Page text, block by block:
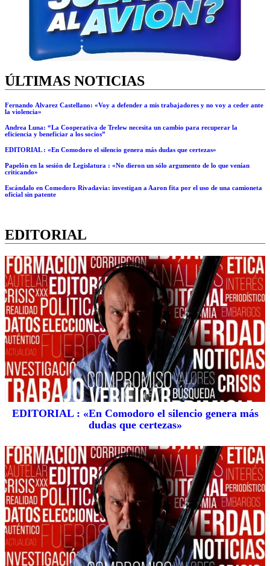
ÚLTIMAS NOTICIAS
Fernando Álvarez Castellano: «Voy a defender a mis trabajadores y no voy a ceder ante
la violencia»
Andrea Luna: “La Cooperativa de Trelew necesita un cambio para recuperar la
eficiencia y beneficiar a los socios”
EDITORIAL : «En Comodoro el silencio genera más dudas que certezas»
Papelón en la sesión de Legislatura : «No dieron un sólo argumento de lo que venían
criticando»
Escándalo en Comodoro Rivadavia: investigan a Aaron fita por el uso de una camioneta
oficial sin patente
EDITORIAL
EDITORIAL : «En Comodoro el silencio genera más
dudas que certezas»